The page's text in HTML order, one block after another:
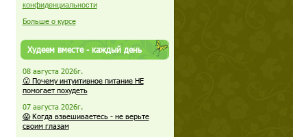
конфиденциальности
Больше о курсе
Худеем вместе - каждый день
08 августа 2026г.
😮 Почему интуитивное питание НЕ
помогает похудеть
07 августа 2026г.
😱 Когда взвешиваетесь - не верьте
своим глазам